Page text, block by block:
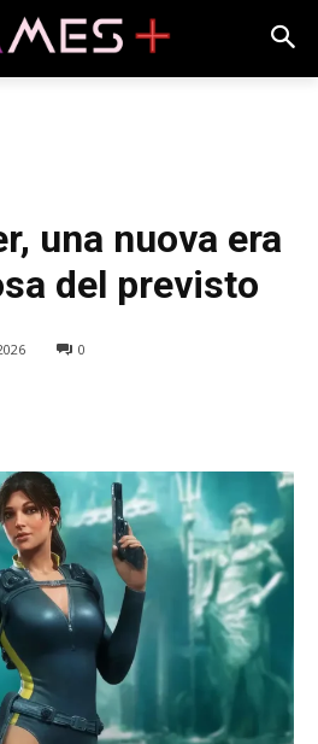
una nuova era
del previsto
0